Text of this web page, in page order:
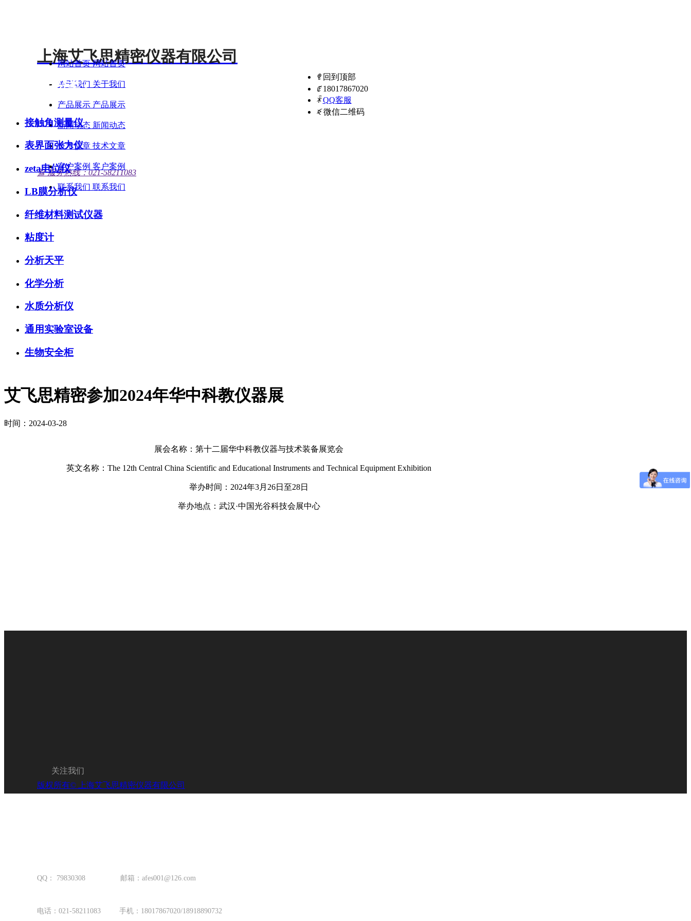
上海艾飞思精密仪器有限公司
ꁸ 回到顶部
ꂅ 18017867020
ꁗ QQ客服
ꀥ 微信二维码
뀰 服务热线：021-58211083
网站首页 网站首页
关于我们 关于我们
产品展示 产品展示
新闻动态 新闻动态
技术文章 技术文章
客户案例 客户案例
联系我们 联系我们
• 产品分类 •
接触角测量仪
表界面张力仪
zeta电位仪
LB膜分析仪
纤维材料测试仪器
粘度计
分析天平
化学分析
水质分析仪
通用实验室设备
生物安全柜
艾飞思精密参加2024年华中科教仪器展
时间： 2024-03-28
展会名称：第十二届华中科教仪器与技术装备展览会
英文名称：The 12th Central China Scientific and Educational Instruments and Technical Equipment Exhibition
举办时间：2024年3月26日至28日
举办地点：武汉·中国光谷科技会展中心
关注我们
版权所有©
上海艾飞思精密仪器有限公司
QQ： 79830308 邮箱：afes001@126.com
电话：021-58211083 手机：18017867020/18918890732